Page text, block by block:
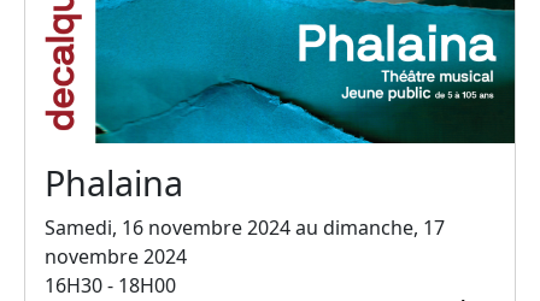
Phalaina
Samedi, 16 novembre 2024 au dimanche, 17
novembre 2024
16H30 - 18H00